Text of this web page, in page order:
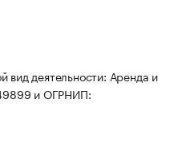
деятельности: Аренда и
и ОГРНИП: